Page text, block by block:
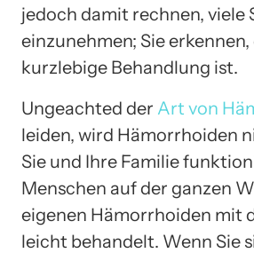
jedoch damit rechnen, viele
einzunehmen; Sie erkennen,
kurzlebige Behandlung ist.
Ungeachted der Art von
leiden, wird Hämorrhoiden
Sie und Ihre Familie
Menschen auf der ganzen
eigenen Hämorrhoiden mit
leicht behandelt. Wenn Sie